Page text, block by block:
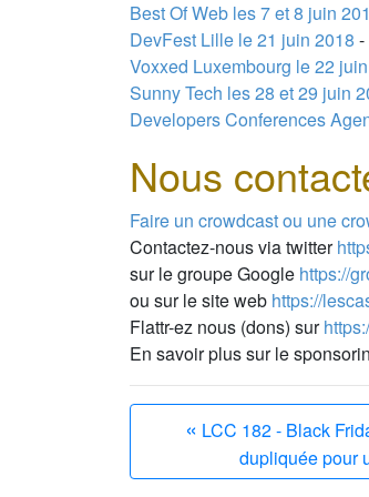
Best Of Web les 7 et 8 juin
DevFest Lille le 21 juin 2018 -
Voxxed Luxembourg le 22
Sunny Tech les 28 et 29 juin
Developers Conferences
Nous
Faire un crowdcast ou une
Contactez-nous via twitter
sur le groupe Google https://
ou sur le site web https://
Flattr-ez nous (dons) sur
En savoir plus sur le
« LCC 182 - Black
dupliquée pour